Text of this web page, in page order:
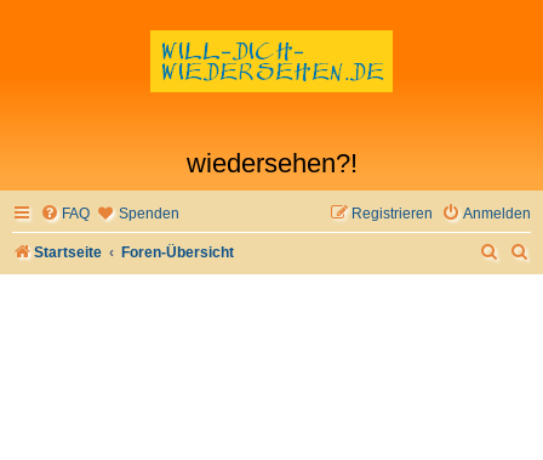
wiedersehen?!
FAQ Spenden Anmelden
Registrieren
Startseite Foren-Übersicht